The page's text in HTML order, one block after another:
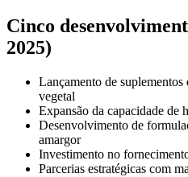
Cinco
2025)
Lançamento de
vegetal
Expansão da capacidade
Desenvolvimento de
amargor
Investimento no
Parcerias estratégicas com